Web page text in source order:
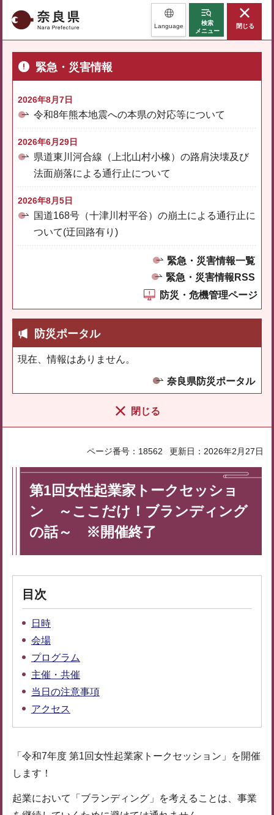
奈良県 Language
検索
メニュー
閉じる
緊急・災害情報
2026年8月7日
令和8年熊本地震への本県の対応等について
2026年6月29日
県道東川河合線（上北山村小橡）の路肩決壊及び
法面崩落による通行止について
2026年8月5日
国道168号（十津川村平谷）の崩土による通行止に
ついて(迂回路有り)
緊急・災害情報一覧
緊急・災害情報RSS
防災・危機管理ページ
防災ポータル
現在、情報はありません。
奈良県防災ポータル
閉じる
ページ番号：18562 更新日：2026年2月27日
第1回女性起業家トークセッショ
ン ～ここだけ！ブランディング
の話～ ※開催終了
目次
日時
会場
プログラム
主催・共催
当日の注意事項
アクセス
「令和7年度 第1回女性起業家トークセッション」を開催
します！
起業において「ブランディング」を考えることは、事業